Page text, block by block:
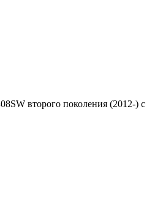
второго поколения (2012-) с